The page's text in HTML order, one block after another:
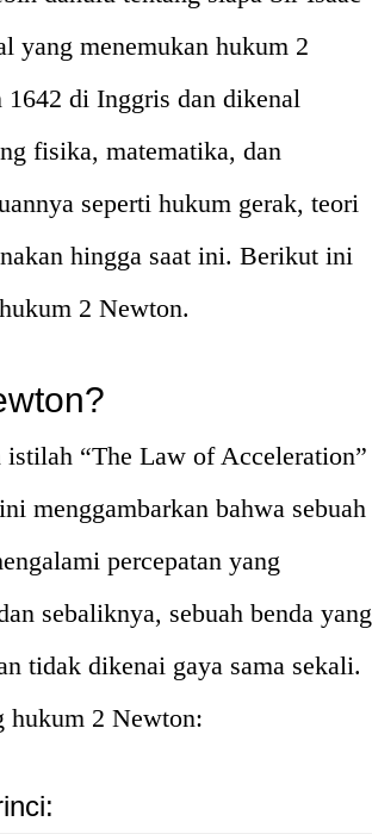
yang menemukan hukum 2
di Inggris dan dikenal
fisika, matematika, dan
seperti hukum gerak, teori
hingga saat ini. Berikut ini
2 Newton.
“The Law of Acceleration”
menggambarkan bahwa sebuah
percepatan yang
sebaliknya, sebuah benda yang
tidak dikenai gaya sama sekali.
2 Newton: